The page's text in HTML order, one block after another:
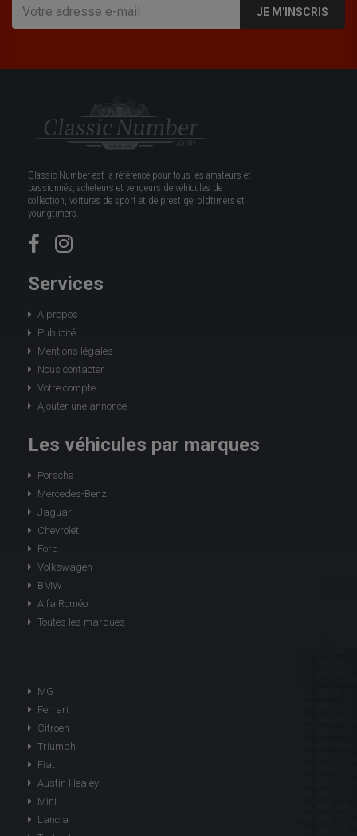
JE M'INSCRIS
Classic Number est la référence pour tous les amateurs et
passionnés, acheteurs et vendeurs de véhicules de
collection, voitures de sport et de prestige, oldtimers et
youngtimers.
Services
A propos
Publicité
Mentions légales
Nous contacter
Votre compte
Ajouter une annonce
Les véhicules par marques
Porsche
Mercedes-Benz
Jaguar
Chevrolet
Ford
Volkswagen
BMW
Alfa Roméo
Toutes les marques
MG
Ferrari
Citroen
Triumph
Fiat
Austin Healey
Mini
Lancia